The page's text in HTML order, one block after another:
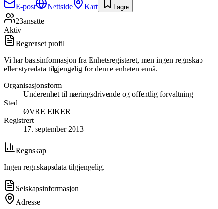
E-post Nettside Kart Lagre
23ansatte
Aktiv
Begrenset profil
Vi har basisinformasjon fra Enhetsregisteret, men ingen regnskap
eller styredata tilgjengelig for denne enheten ennå.
Organisasjonsform
Underenhet til næringsdrivende og offentlig forvaltning
Sted
ØVRE EIKER
Registrert
17. september 2013
Regnskap
Ingen regnskapsdata tilgjengelig.
Selskapsinformasjon
Adresse